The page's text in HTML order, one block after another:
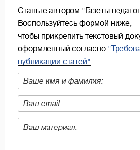
Станьте автором "Газеты
Воспользуйтесь формой ниже,
чтобы прикрепить текстовый
оформленный согласно
публикации статей".